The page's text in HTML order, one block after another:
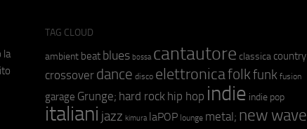
la
TAG CLOUD
ambient beat blues bossa cantautore classica country
crossover dance disco elettronicafolkfunk fusion
garage Grunge; hard rock hip hop indie indie pop
italiani jazz kimura laPOP lounge metal; new wave